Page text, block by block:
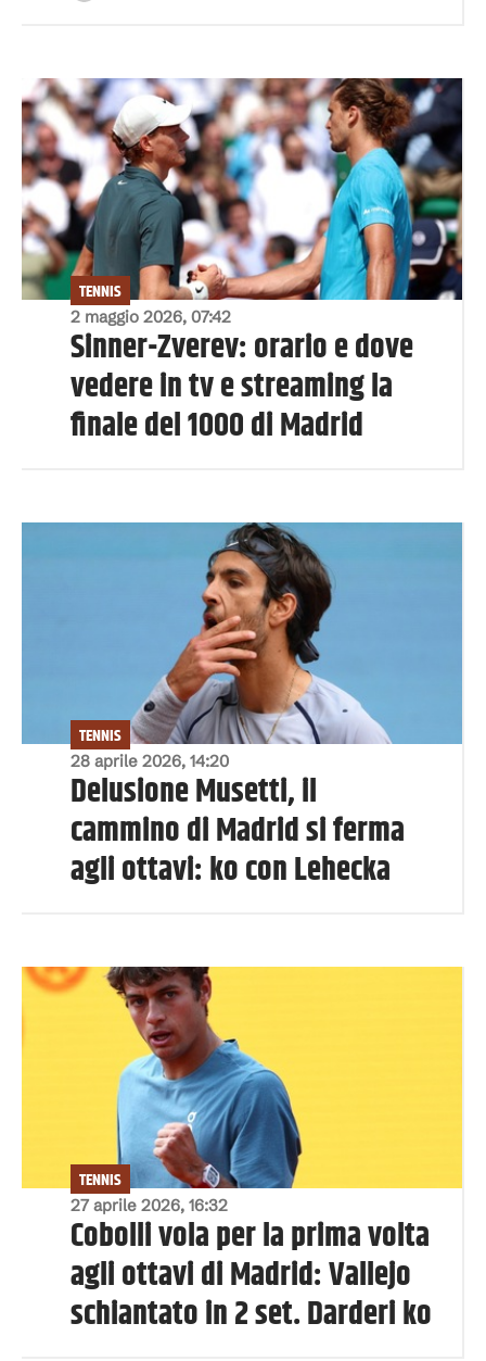
2 maggio 2026, 07:42
TENNIS
Sinner-Zverev: orario e dove
vedere in tv e streaming la
finale del 1000 di Madrid
28 aprile 2026, 14:20
TENNIS
Delusione Musetti, il
cammino di Madrid si ferma
agli ottavi: ko con Lehecka
27 aprile 2026, 16:32
TENNIS
Cobolli vola per la prima volta
agli ottavi di Madrid: Vallejo
schiantato in 2 set. Darderi ko